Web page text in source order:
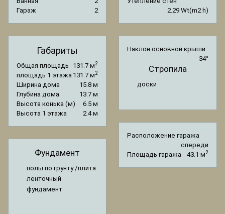
Гараж
2
Габариты
Общая площадь 131.7 м2
площадь 1 этажа 131.7 м2
Ширина дома
15.8 м
Глубина дома
13.7 м
Высота конька (м)
6.5 м
Высота 1 этажа
2.4 м
Фундамент
полы по грунту /плита
ленточный
фундамент
2.29 Wt(m2 h)
Наклон основной крыши
34°
Стропила
доски
Расположение гаража
спереди
Площадь гаража
43.1 м2